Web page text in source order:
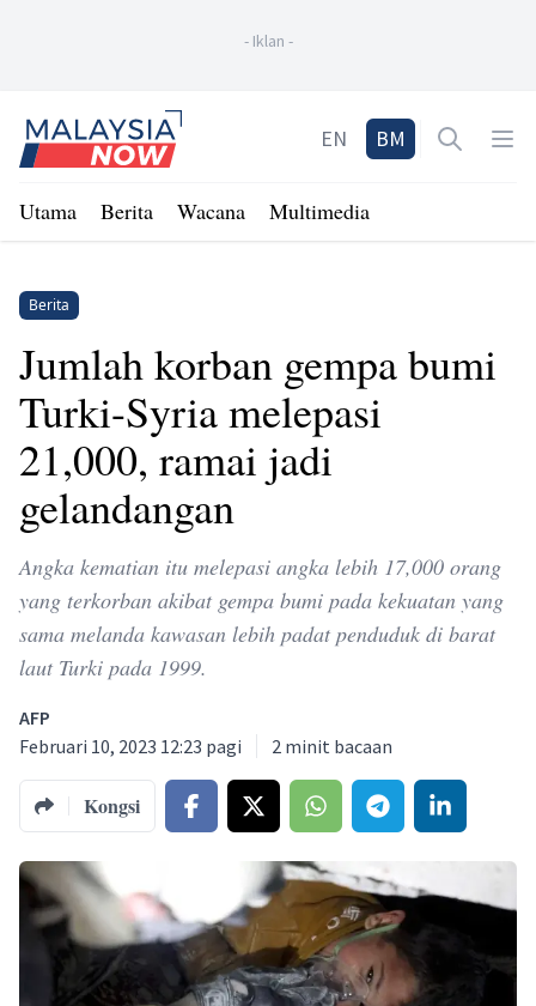
- Iklan -
Home
EN BM Open
Utama Berita Wacana Multimedia
Berita
Jumlah korban gempa bumi
Turki-Syria melepasi
21,000, ramai jadi
gelandangan
Angka kematian itu melepasi angka lebih 17,000 orang
yang terkorban akibat gempa bumi pada kekuatan yang
sama melanda kawasan lebih padat penduduk di barat
laut Turki pada 1999.
AFP
Februari 10, 2023 12:23 pagi
2 minit bacaan
Kongsi